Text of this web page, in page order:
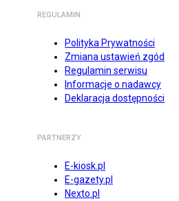
REGULAMIN
Polityka Prywatności
Zmiana ustawień zgód
Regulamin serwisu
Informacje o nadawcy
Deklaracja dostępności
PARTNERZY
E-kiosk.pl
E-gazety.pl
Nexto.pl